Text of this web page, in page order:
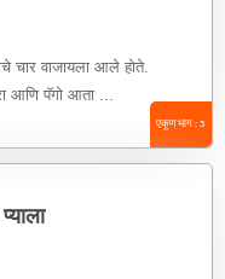
चार वाजायला आले होते.
आणि पॅगो आता ...
एकूण भाग : 5